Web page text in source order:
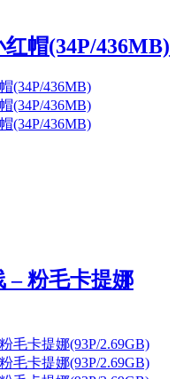
红帽(34P/436MB)
– 粉毛卡提娜